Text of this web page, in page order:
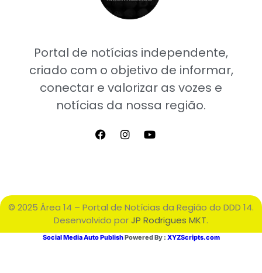
Portal de notícias independente,
criado com o objetivo de informar,
conectar e valorizar as vozes e
notícias da nossa região.
© 2025 Área 14 – Portal de Notícias da Região do DDD 14.
Desenvolvido porJP Rodrigues MKT.
Social Media Auto PublishPowered By : XYZScripts.com